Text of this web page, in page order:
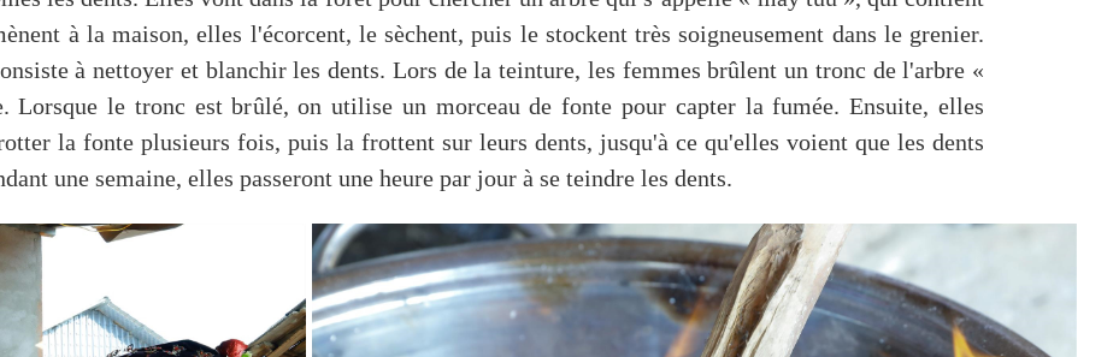
à la maison, elles l'écorcent, le sèchent, puis le stockent très soigneusement dans le grenier.
à nettoyer et blanchir les dents. Lors de la teinture, les femmes brûlent un tronc de l'arbre «
le tronc est brûlé, on utilise un morceau de fonte pour capter la fumée. Ensuite, elles
la fonte plusieurs fois, puis la frottent sur leurs dents, jusqu'à ce qu'elles voient que les dents
une semaine, elles passeront une heure par jour à se teindre les dents.